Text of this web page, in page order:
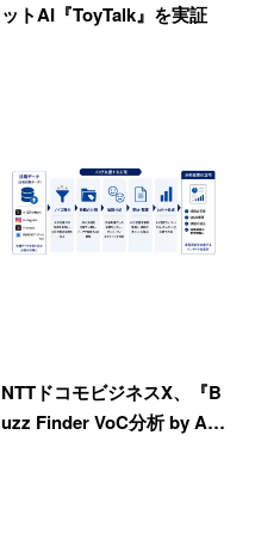
ットAI『ToyTalk』を実証
NTTドコモビジネスX、『B
uzz Finder VoC分析 by A…